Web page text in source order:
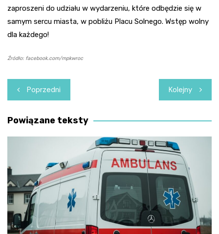
zaproszeni do udziału w wydarzeniu, które odbędzie się w
samym sercu miasta, w pobliżu Placu Solnego. Wstęp wolny
dla każdego!
Źródło: facebook.com/mpkwroc
Nawigacja
wpisu
Poprzedni Kolejny
Powiązane teksty